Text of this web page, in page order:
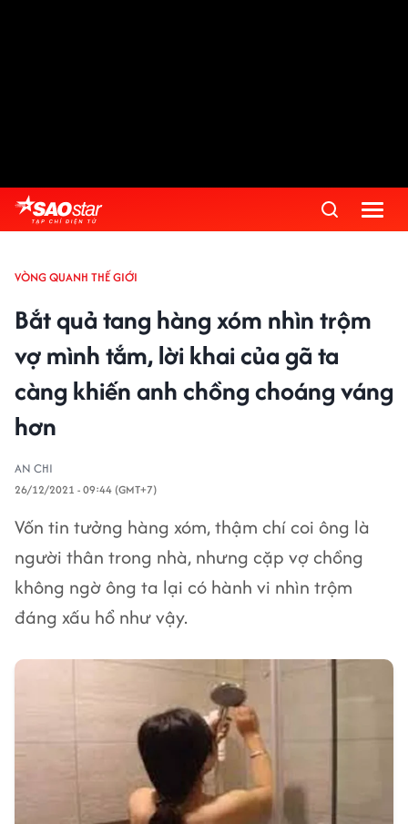
VÒNG QUANH THẾ GIỚI
Bắt quả tang hàng xóm nhìn trộm
vợ mình tắm, lời khai của gã ta
càng khiến anh chồng choáng váng
hơn
AN CHI
26/12/2021 - 09:44 (GMT+7)
Vốn tin tưởng hàng xóm, thậm chí coi ông là
người thân trong nhà, nhưng cặp vợ chồng
không ngờ ông ta lại có hành vi nhìn trộm
đáng xấu hổ như vậy.